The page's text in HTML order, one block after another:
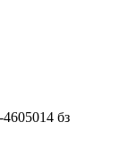
бз